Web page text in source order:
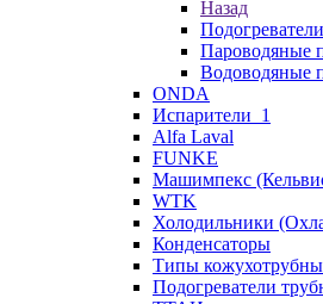
Назад
Подогреватели
Пароводяные
Водоводяные
ONDA
Испарители_1
Alfa Laval
FUNKE
Машимпекс
WTK
Холодильники
Конденсаторы
Типы
Подогреватели